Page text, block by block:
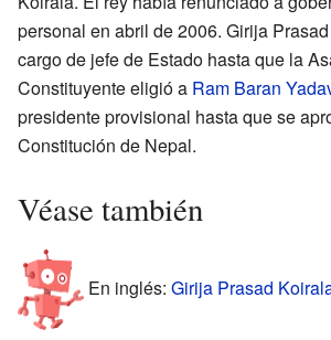
personal en abril de 2006. Girija
cargo de jefe de Estado hasta que la
Constituyente eligió a Ram Baran
presidente provisional hasta que se
Constitución de Nepal.
Véase también
En inglés: Girija Prasad